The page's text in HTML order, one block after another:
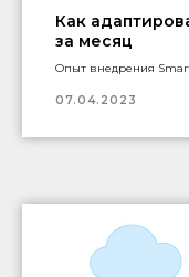
Как
за месяц
Опыт внедрения
07.04.2023